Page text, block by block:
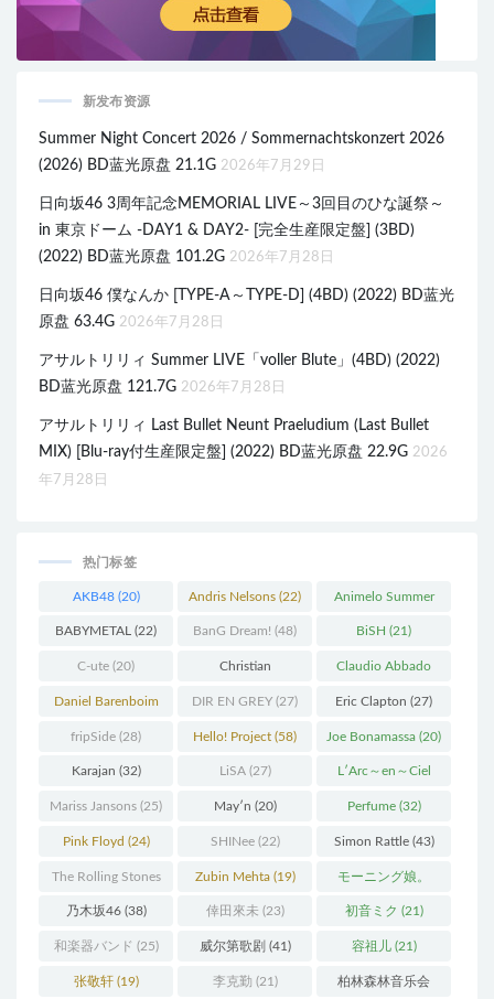
新发布资源
Summer Night Concert 2026 / Sommernachtskonzert 2026
(2026) BD蓝光原盘 21.1G 2026年7月29日
日向坂46 3周年記念MEMORIAL LIVE～3回目のひな誕祭～
in 東京ドーム -DAY1 & DAY2- [完全生産限定盤] (3BD)
(2022) BD蓝光原盘 101.2G 2026年7月28日
日向坂46 僕なんか [TYPE-A～TYPE-D] (4BD) (2022) BD蓝光
原盘 63.4G 2026年7月28日
アサルトリリィ Summer LIVE「voller Blute」(4BD) (2022)
BD蓝光原盘 121.7G 2026年7月28日
アサルトリリィ Last Bullet Neunt Praeludium (Last Bullet
MIX) [Blu-ray付生産限定盤] (2022) BD蓝光原盘 22.9G 2026
年7月28日
热门标签
AKB48(20) Andris Nelsons (22) Animelo Summer
Live(34)
BABYMETAL (22) BanG Dream! (48) BiSH (21)
C-ute (20) Christian
Thielemann(36)
Claudio Abbado
(25)
Daniel Barenboim
(37)
DIR EN GREY (27) Eric Clapton (27)
fripSide (28) Hello! Project (58) Joe Bonamassa (20)
Karajan (32) LiSA(27) L′Arc～en～Ciel
(41)
Mariss Jansons (25) May′n (20) Perfume(32)
Pink Floyd (24) SHINee(22) Simon Rattle(43)
The Rolling Stones
(30)
Zubin Mehta(19) モーニング娘。
(27)
乃木坂46(38) 倖田來未 (23) 初音ミク (21)
和楽器バンド (25) 威尔第歌剧 (41) 容祖儿(21)
张敬轩(19) 李克勤 (21) 柏林森林音乐会